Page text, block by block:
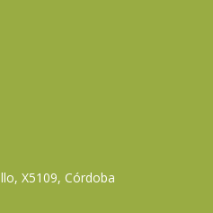
X5109, Córdoba